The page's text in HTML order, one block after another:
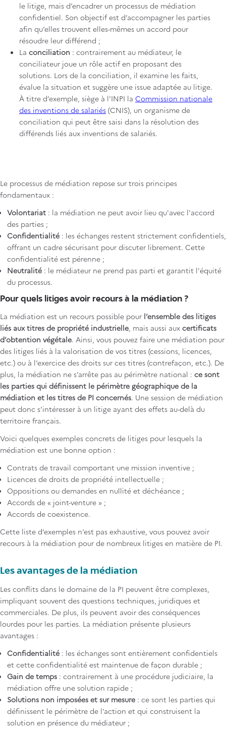
le litige, mais d’encadrer un processus de médiation
confidentiel. Son objectif est d’accompagner les parties
afin qu’elles trouvent elles-mêmes un accord pour
résoudre leur différend ;
La conciliation : contrairement au médiateur, le
conciliateur joue un rôle actif en proposant des
solutions. Lors de la conciliation, il examine les faits,
évalue la situation et suggère une issue adaptée au litige.
À titre d’exemple, siège à l’INPI la Commission nationale
des inventions de salariés (CNIS), un organisme de
conciliation qui peut être saisi dans la résolution des
différends liés aux inventions de salariés.
Le processus de médiation repose sur trois principes
fondamentaux :
Volontariat : la médiation ne peut avoir lieu qu'avec l'accord
des parties ;
Confidentialité : les échanges restent strictement confidentiels,
offrant un cadre sécurisant pour discuter librement. Cette
confidentialité est pérenne ;
Neutralité : le médiateur ne prend pas parti et garantit l'équité
du processus.
Pour quels litiges avoir recours à la médiation ?
La médiation est un recours possible pour l’ensemble des litiges
liés aux titres de propriété industrielle, mais aussi aux certificats
d’obtention végétale. Ainsi, vous pouvez faire une médiation pour
des litiges liés à la valorisation de vos titres (cessions, licences,
etc.) ou à l’exercice des droits sur ces titres (contrefaçon, etc.). De
plus, la médiation ne s’arrête pas au périmètre national : ce sont
les parties qui définissent le périmètre géographique de la
médiation et les titres de PI concernés. Une session de médiation
peut donc s’intéresser à un litige ayant des effets au-delà du
territoire français.
Voici quelques exemples concrets de litiges pour lesquels la
médiation est une bonne option :
Contrats de travail comportant une mission inventive ;
Licences de droits de propriété intellectuelle ;
Oppositions ou demandes en nullité et déchéance ;
Accords de « joint-venture » ;
Accords de coexistence.
Cette liste d’exemples n’est pas exhaustive, vous pouvez avoir
recours à la médiation pour de nombreux litiges en matière de PI.
Les avantages de la médiation
Les conflits dans le domaine de la PI peuvent être complexes,
impliquant souvent des questions techniques, juridiques et
commerciales. De plus, ils peuvent avoir des conséquences
lourdes pour les parties. La médiation présente plusieurs
avantages :
Confidentialité : les échanges sont entièrement confidentiels
et cette confidentialité est maintenue de façon durable ;
Gain de temps : contrairement à une procédure judiciaire, la
médiation offre une solution rapide ;
Solutions non imposées et sur mesure : ce sont les parties qui
définissent le périmètre de l’action et qui construisent la
solution en présence du médiateur ;